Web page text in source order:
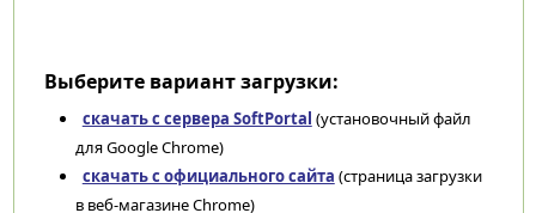
Выберите вариант загрузки:
скачать с сервера SoftPortal (установочный файл
для Google Chrome)
скачать с официального сайта (страница загрузки
в веб-магазине Chrome)